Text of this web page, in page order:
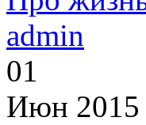
admin
01
Июн 2015